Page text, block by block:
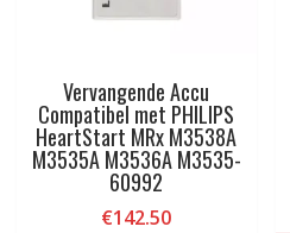
Vervangende Accu
Compatibel met PHILIPS
HeartStart MRx M3538A
M3535A M3536A M3535-
60992
€142.50